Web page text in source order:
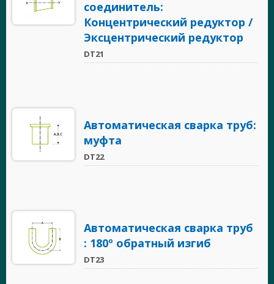
соединитель:
Концентрический редуктор /
Эксцентрический редуктор
DT21
Автоматическая сварка труб:
муфта
DT22
Автоматическая сварка труб
: 180º обратный изгиб
DT23